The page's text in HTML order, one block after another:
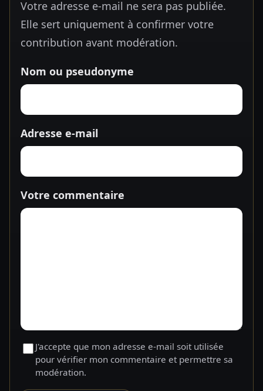
Votre adresse e-mail ne sera pas publiée.
Elle sert uniquement à confirmer votre
contribution avant modération.
Nom ou pseudonyme
Adresse e-mail
Votre commentaire
J'accepte que mon adresse e-mail soit utilisée
pour vérifier mon commentaire et permettre sa
modération.